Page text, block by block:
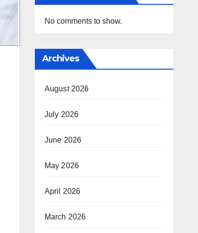
No comments to show.
Archives
August 2026
July 2026
June 2026
May 2026
April 2026
March 2026